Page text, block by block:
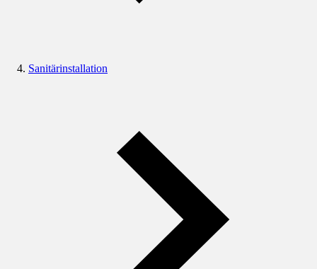
Sanitärinstallation